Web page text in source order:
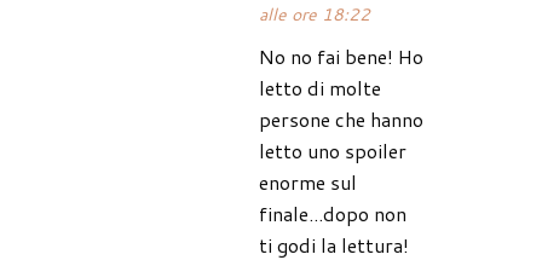
alle ore 18:22
No no fai bene! Ho
letto di molte
persone che hanno
letto uno spoiler
enorme sul
finale...dopo non
ti godi la lettura!